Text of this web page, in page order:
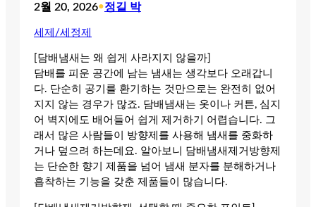
2월 20, 2026•정길 박
세제/세정제
[담배냄새는 왜 쉽게 사라지지 않을까]
담배를 피운 공간에 남는 냄새는 생각보다 오래갑니
다. 단순히 공기를 환기하는 것만으로는 완전히 없어
지지 않는 경우가 많죠. 담배냄새는 옷이나 커튼, 심지
어 벽지에도 배어들어 쉽게 제거하기 어렵습니다. 그
래서 많은 사람들이 방향제를 사용해 냄새를 중화하
거나 덮으려 하는데요. 알아보니 담배냄새제거방향제
는 단순한 향기 제품을 넘어 냄새 분자를 분해하거나
흡착하는 기능을 갖춘 제품들이 많습니다.